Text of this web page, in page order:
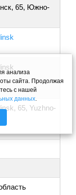
65, Южно-
65, Yuzhno-
анализа
сайта. Продолжая
с нашей
данных.